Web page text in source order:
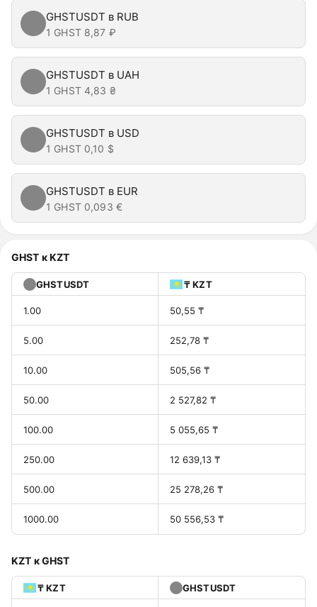
GHSTUSDT в RUB
1 GHST 8,87 ₽
GHSTUSDT в UAH
1 GHST 4,83 ₴
GHSTUSDT в USD
1 GHST 0,10 $
GHSTUSDT в EUR
1 GHST 0,093 €
GHST к KZT
GHSTUSDT ₸ KZT
1.00 50,55 ₸
5.00 252,78 ₸
10.00 505,56 ₸
50.00 2 527,82 ₸
100.00 5 055,65 ₸
250.00 12 639,13 ₸
500.00 25 278,26 ₸
1000.00 50 556,53 ₸
KZT к GHST
₸ KZT GHSTUSDT